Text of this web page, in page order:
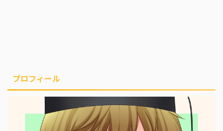
プロフィール